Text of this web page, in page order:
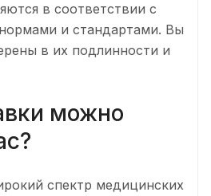
в соответствии с
и стандартами. Вы
в их подлинности и
можно
спектр медицинских